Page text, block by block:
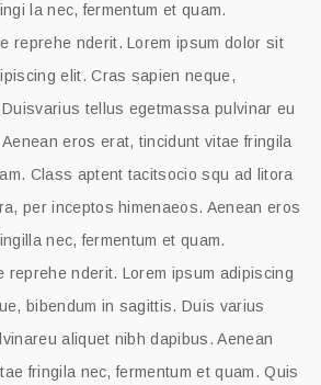
la nec, fermentum et quam.
reprehe nderit. Lorem ipsum dolor sit
elit. Cras sapien neque,
tellus egetmassa pulvinar eu
eros erat, tincidunt vitae fringila
Class aptent tacitsocio squ ad litora
per inceptos himenaeos. Aenean eros
nec, fermentum et quam.
reprehe nderit. Lorem ipsum adipiscing
bibendum in sagittis. Duis varius
aliquet nibh dapibus. Aenean
fringila nec, fermentum et quam. Quis